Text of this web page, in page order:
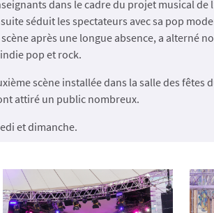
dans le cadre du projet musical de
séduit les spectateurs avec sa pop
après une longue absence, a alterné
pop et rock.
scène installée dans la salle des fêtes
attiré un public nombreux.
et dimanche.